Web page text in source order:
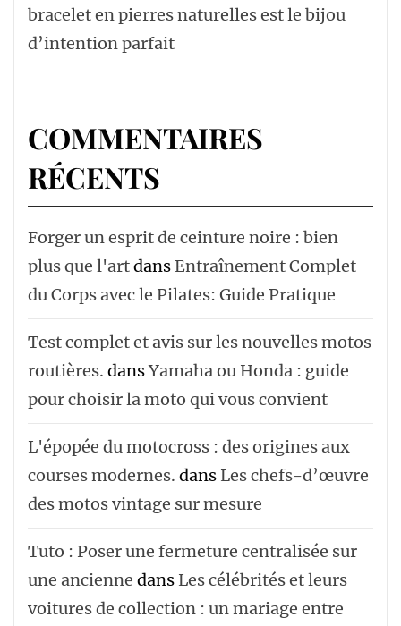
bracelet en pierres naturelles est le bijou
d’intention parfait
COMMENTAIRES
RÉCENTS
Forger un esprit de ceinture noire : bien
plus que l'artdansEntraînement Complet
du Corps avec le Pilates: Guide Pratique
Test complet et avis sur les nouvelles motos
routières. dansYamaha ou Honda : guide
pour choisir la moto qui vous convient
L'épopée du motocross : des origines aux
courses modernes. dans Les chefs-d’œuvre
des motos vintage sur mesure
Tuto : Poser une fermeture centralisée sur
une ancienne dans Les célébrités et leurs
voitures de collection : un mariage entre